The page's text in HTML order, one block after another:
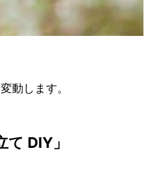
動します。
DIY」